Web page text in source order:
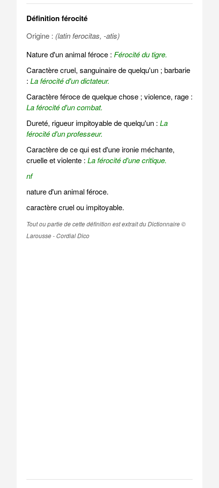
Définition férocité
Origine : (latin ferocitas, -atis)
Nature d'un animal féroce : Férocité du tigre.
Caractère cruel, sanguinaire de quelqu'un ; barbarie
: La férocité d'un dictateur.
Caractère féroce de quelque chose ; violence, rage :
La férocité d'un combat.
Dureté, rigueur impitoyable de quelqu'un : La
férocité d'un professeur.
Caractère de ce qui est d'une ironie méchante,
cruelle et violente : La férocité d'une critique.
nf
nature d'un animal féroce.
caractère cruel ou impitoyable.
Tout ou partie de cette définition est extrait du Dictionnaire ©
Larousse - Cordial Dico